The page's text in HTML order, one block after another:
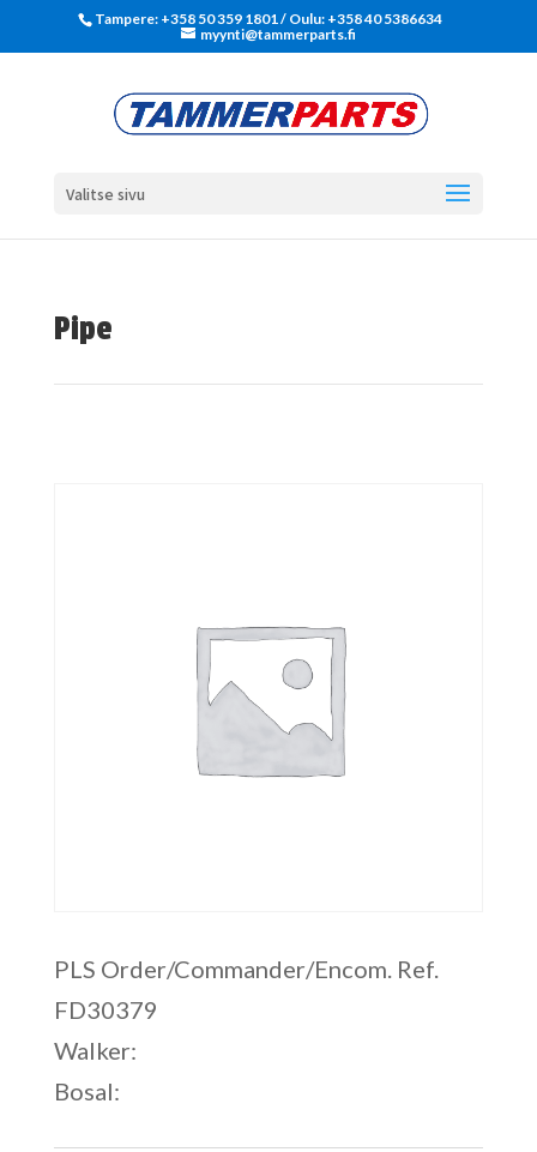
Tampere: +358 50 359 1801‬ / Oulu: +358 40 5386634
myynti@tammerparts.fi
Valitse sivu
Pipe
PLS Order/Commander/Encom. Ref.
FD30379
Walker:
Bosal: